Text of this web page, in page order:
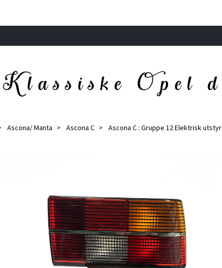
Ascona/ Manta Ascona C Ascona C : Gruppe 12 Elektrisk utstyr